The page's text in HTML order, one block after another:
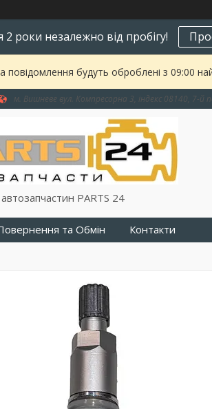
роки незалежно від пробігу!
повідомлення будуть оброблені з 09:00
м. Вишневе вул. Компресорна 3, індекс 08140, 7-й
PARTS 24
та Обмін Контакти